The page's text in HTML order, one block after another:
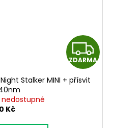
Z
D
ZDARMA
Stalker MINI + přísvit
Kč